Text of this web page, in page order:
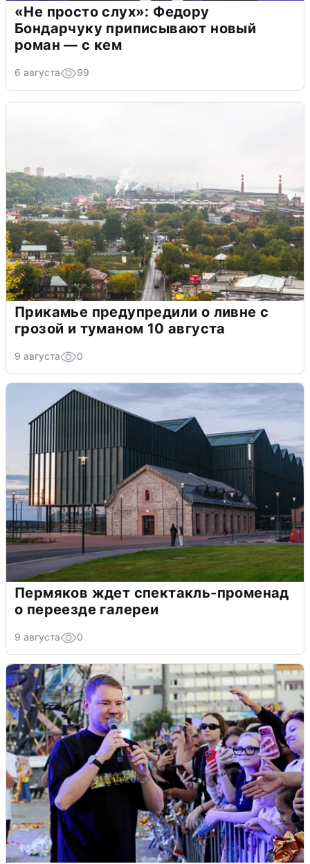
«Не просто слух»: Федору
Бондарчуку приписывают новый
роман — с кем
6 августа 99
Прикамье предупредили о ливне с
грозой и туманом 10 августа
9 августа 0
Пермяков ждет спектакль-променад
о переезде галереи
9 августа 0